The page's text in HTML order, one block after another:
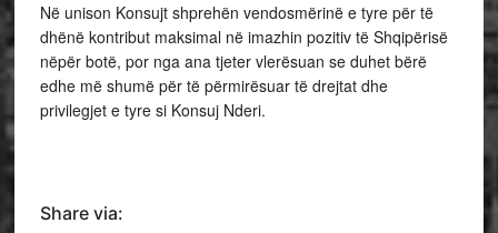
Në unison Konsujt shprehën vendosmërinë e tyre për të
dhënë kontribut maksimal në imazhin pozitiv të Shqipërisë
nëpër botë, por nga ana tjeter vlerësuan se duhet bërë
edhe më shumë për të përmirësuar të drejtat dhe
privilegjet e tyre si Konsuj Nderi.
Share via: